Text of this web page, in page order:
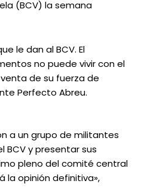
(BCV) la semana
le dan al BCV. El
no puede vivir con el
de su fuerza de
Perfecto Abreu.
a un grupo de militantes
BCV y presentar sus
pleno del comité central
la opinión definitiva»,